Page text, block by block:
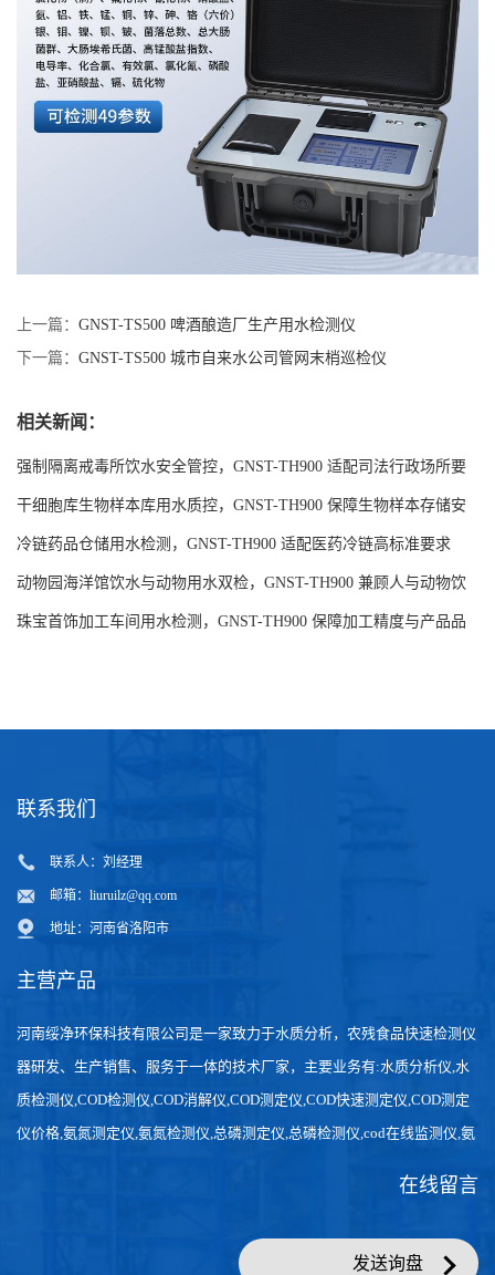
GNST-TS500 啤酒酿造厂生产用水检测仪
相关新闻：
全
冷链药品仓储用水检测，GNST-TH900 适配医药冷链高标准要求
动物园海洋馆饮水与动物用水双检，GNST-TH900 兼顾人与动物饮
水安全
珠宝首饰加工车间用水检测，GNST-TH900 保障加工精度与产品品
质
联系人：刘经理
地址：河南省洛阳市
主营产品
河南绥净环保科技有限公司是一家致力于水质分析，农残食品快速检测仪
质检测仪,COD检测仪,COD消解仪,COD测定仪,COD快速测定仪,COD测定
仪价格,氨氮测定仪,氨氮检测仪,总磷测定仪,总磷检测仪,cod在线监测仪,氨
氮在线分析仪,农药残留检测仪，食品检测仪，检测快速,数据准确。
发送询盘